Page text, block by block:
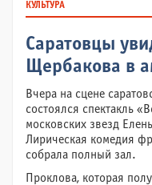
КУЛЬТУРА
Саратовцы
Щербакова в
Вчера на сцене
состоялся спектакль
московских звезд
Лирическая комедия
собрала полный зал.
Проклова, которая